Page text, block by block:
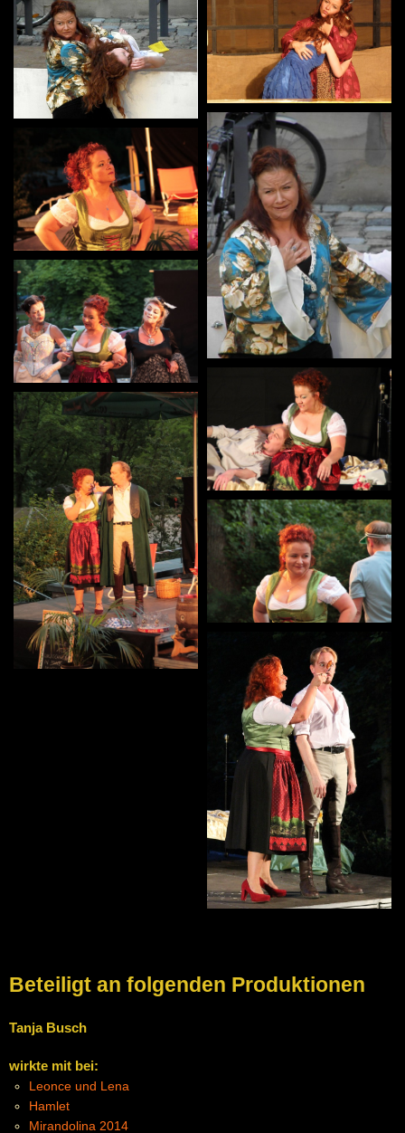
Beteiligt an folgenden Produktionen
Tanja Busch
wirkte mit bei:
Leonce und Lena
Hamlet
Mirandolina 2014